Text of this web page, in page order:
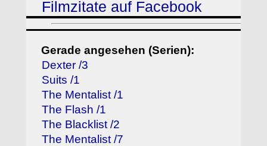
Filmzitate auf Facebook
Gerade angesehen (Serien):
Dexter /3
Suits /1
The Mentalist /1
The Flash /1
The Blacklist /2
The Mentalist /7